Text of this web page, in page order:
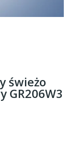
świeżo
GR206W3